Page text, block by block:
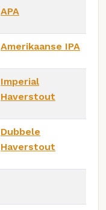
APA
Amerikaanse IPA
Imperial
Haverstout
Dubbele
Haverstout